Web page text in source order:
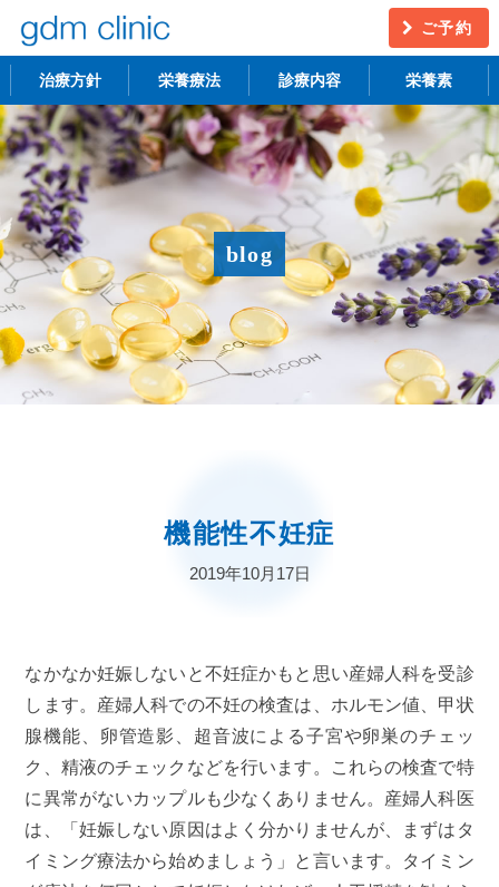
ご予約
治療方針 栄養療法 診療内容
不妊治療 うつ・慢性疲労
アンチエイジング 更年期障害
アトピー性皮膚炎 ニキビ・シミ
レーザー脱毛 月経
栄養素
blog
機能性不妊症
2019年10月17日
なかなか妊娠しないと不妊症かもと思い産婦人科を受診
します。産婦人科での不妊の検査は、ホルモン値、甲状
腺機能、卵管造影、超音波による子宮や卵巣のチェッ
ク、精液のチェックなどを行います。これらの検査で特
に異常がないカップルも少なくありません。産婦人科医
は、「妊娠しない原因はよく分かりませんが、まずはタ
イミング療法から始めましょう」と言います。タイミン